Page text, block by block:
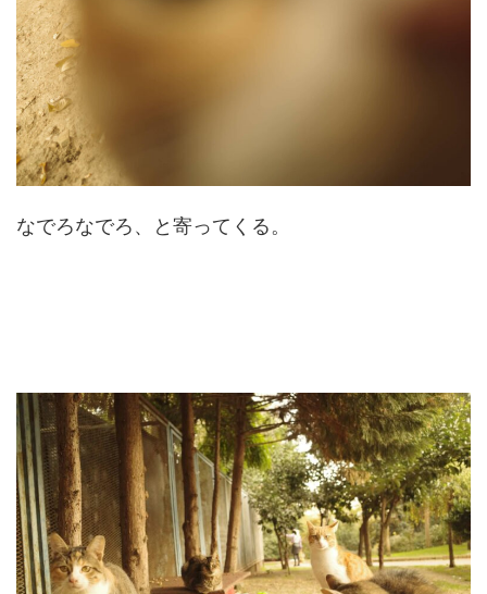
なでろなでろ、と寄ってくる。